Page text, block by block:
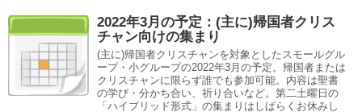
2022年3月の予定：(主に)帰国者クリス
チャン向けの集まり
(主に)帰国者クリスチャンを対象としたスモールグル
ープ・小グループの2022年3月の予定。帰国者または
クリスチャンに限らず誰でも参加可能。内容は聖書
の学び・分かち合い、祈り合いなど。第二土曜日の
「ハイブリッド形式」の集まりはしばらくお休みし